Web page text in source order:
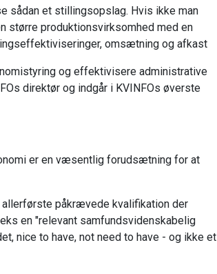
sådan et stillingsopslag. Hvis ikke man
større produktionsvirksomhed med en
omsætning og afkast
og effektivisere administrative
direktør og indgår i KVINFOs øverste
er en væsentlig forudsætning for at
allerførste påkrævede kvalifikation der
en "relevant samfundsvidenskabelig
nice to have, not need to have - og ikke et